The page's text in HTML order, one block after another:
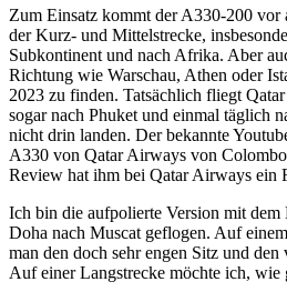
Zum Einsatz kommt der A330-200 vor
der Kurz- und Mittelstrecke,
Subkontinent und nach Afrika. Aber
Richtung wie Warschau, Athen oder
2023 zu finden. Tatsächlich fliegt
sogar nach Phuket und einmal täglich
nicht drin landen. Der bekannte
A330 von Qatar Airways von
Review hat ihm bei Qatar Airways ein
Ich bin die aufpolierte Version mit
Doha nach Muscat geflogen. Auf
man den doch sehr engen Sitz und
Auf einer Langstrecke möchte ich, wie